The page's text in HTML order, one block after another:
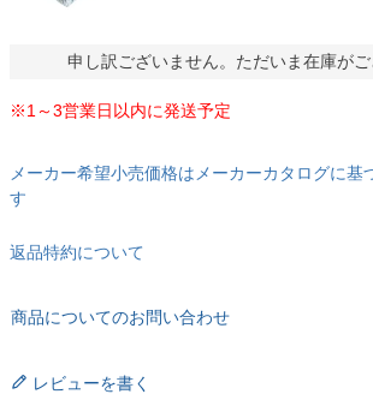
申し訳ございません。ただいま在庫がご
※1～3営業日以内に発送予定
メーカー希望小売価格はメーカーカタログに基
す
返品特約について
商品についてのお問い合わせ
レビューを書く